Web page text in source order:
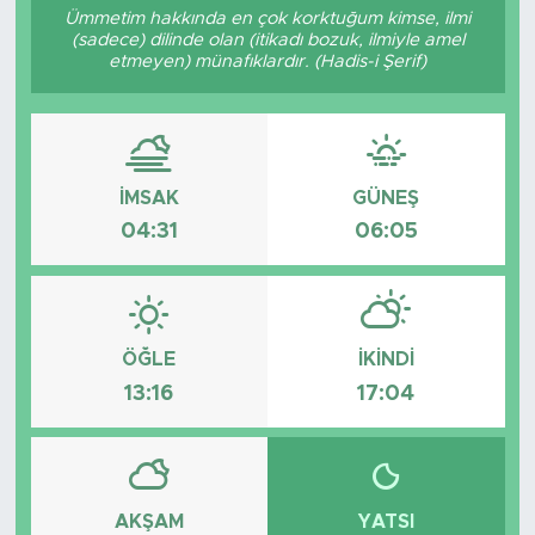
Ümmetim hakkında en çok korktuğum kimse, ilmi
(sadece) dilinde olan (itikadı bozuk, ilmiyle amel
etmeyen) münafıklardır. (Hadis-i Şerif)
İMSAK
04:31
GÜNEŞ
06:05
ÖĞLE
13:16
İKINDI
17:04
AKŞAM YATSI